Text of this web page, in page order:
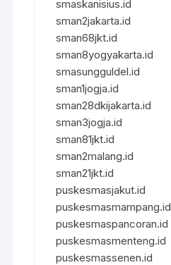
smaskanisius.id
sman2jakarta.id
sman68jkt.id
sman8yogyakarta.id
smasungguldel.id
sman1jogja.id
sman28dkijakarta.id
sman3jogja.id
sman81jkt.id
sman2malang.id
sman21jkt.id
puskesmasjakut.id
puskesmasmampang.id
puskesmaspancoran.id
puskesmasmenteng.id
puskesmassenen.id